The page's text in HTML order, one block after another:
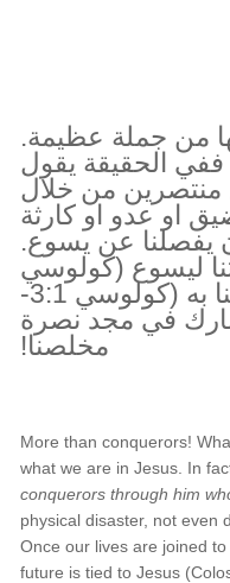
من جملة عظيمة.
ففي الحقيقة يقول
منتصرين من خلال
او عدو او كارثة
يفصلنا عن يسوع.
ليسوع (كولوسي
2:13-15)، يرتبط مستقبلنا به (كولوسي 3:1-
في مجد نصرة
مخلصنا!
More than conquerors!
what we are in Jesus. In
conquerors through him
physical disaster, not even
Once our lives are joined
future is tied to Jesus